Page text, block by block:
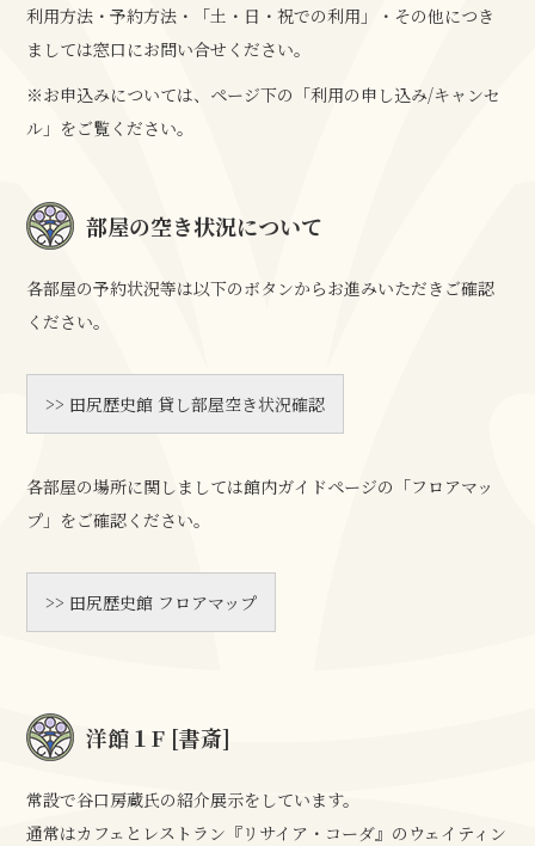
利用方法・予約方法・「土・日・祝での利用」・その他につき
ましては窓口にお問い合せください。
※お申込みについては、ページ下の「利用の申し込み/キャンセ
ル」をご覧ください。
部屋の空き状況について
各部屋の予約状況等は以下のボタンからお進みいただきご確認
ください。
>> 田尻歴史館 貸し部屋空き状況確認
各部屋の場所に関しましては館内ガイドページの「フロアマッ
プ」をご確認ください。
>> 田尻歴史館 フロアマップ
洋館１F [書斎]
常設で谷口房蔵氏の紹介展示をしています。
通常はカフェとレストラン『リサイア・コーダ』のウェイティン